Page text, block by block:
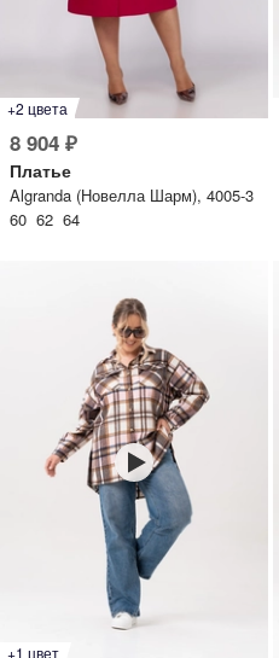
в Viber
в Telegram
в Max
+2 цвета
8 904 ₽
Платье
Algranda (Новелла Шарм), 4005-3
60 62 64
+1 цвет